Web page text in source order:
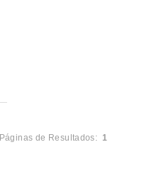
Páginas de Resultados:1